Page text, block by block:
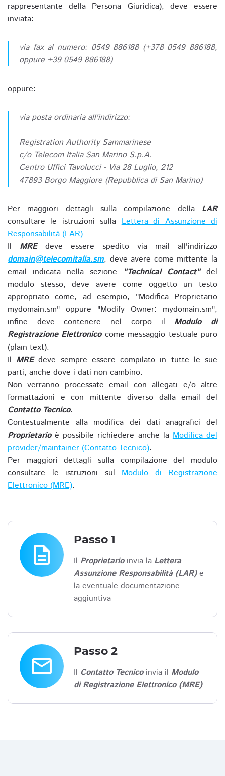
rappresentante della Persona Giuridica), deve essere
inviata:
via fax al numero: 0549 886188 (+378 0549 886188,
oppure +39 0549 886188)
oppure:
via posta ordinaria all'indirizzo:
Registration Authority Sammarinese
c/o Telecom Italia San Marino S.p.A.
Centro Uffici Tavolucci - Via 28 Luglio, 212
47893 Borgo Maggiore (Repubblica di San Marino)
Per maggiori dettagli sulla compilazione della LAR
consultare le istruzioni sullaLettera di Assunzione di
Responsabilità (LAR)
Il MREdeve essere spedito via mail all'indirizzo
domain@telecomitalia.sm, deve avere come mittente la
email indicata nella sezione
"Technical Contact"del
modulo stesso, deve avere come oggetto un testo
appropriato come, ad esempio, "Modifica Proprietario
mydomain.sm" oppure "Modify Owner: mydomain.sm",
infine deve contenere nel corpo il Modulo di
Registrazione Elettronicocome messaggio testuale puro
(plain text).
Il MREdeve sempre essere compilato in tutte le sue
parti, anche dove i dati non cambino.
Non verranno processate email con allegati e/o altre
formattazioni e con mittente diverso dalla email del
Contatto Tecnico.
Contestualmente alla modifica dei dati anagrafici del
Proprietarioè possibile richiedere anche laModifica del
provider/maintainer (Contatto Tecnico).
Per maggiori dettagli sulla compilazione del modulo
consultare le istruzioni sul Modulo di Registrazione
Elettronico (MRE).
description
Passo 1
Il Proprietarioinvia la Lettera
Assunzione Responsabilità (LAR)e
la eventuale documentazione
aggiuntiva
email
Passo 2
Il Contatto Tecnicoinvia il Modulo
di Registrazione Elettronico (MRE)